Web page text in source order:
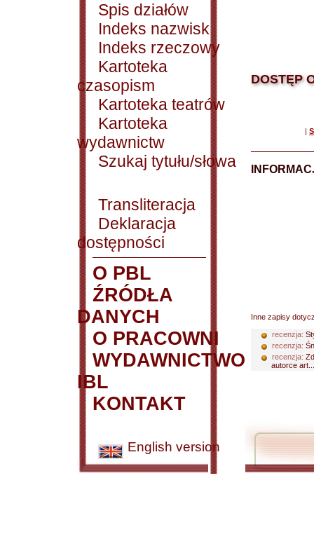
Spis działów
Indeks nazwisk
Indeks rzeczowy
Kartoteka
czasopism
Kartoteka teatrów
Kartoteka
wydawnictw
Szukaj tytułu/słowa
Transliteracja
Deklaracja
dostępności
O PBL
ŹRÓDŁA
DANYCH
O PRACOWNI
WYDAWNICTWO
IBL
KONTAKT
English version
DOSTĘP
|
Inne zapisy
recenzja:
recenzja:
recenzja:
autorce